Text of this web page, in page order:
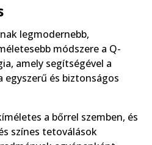
legmodernebb,
módszere a Q-
amely segítségével a
és biztonságos
a bőrrel szemben, és
színes tetoválások